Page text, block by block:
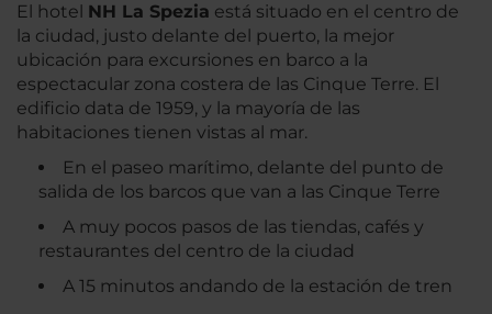
El hotel NH La Spezia está situado en el centro de
la ciudad, justo delante del puerto, la mejor
ubicación para excursiones en barco a la
espectacular zona costera de las Cinque Terre. El
edificio data de 1959, y la mayoría de las
habitaciones tienen vistas al mar.
En el paseo marítimo, delante del punto de
salida de los barcos que van a las Cinque Terre
A muy pocos pasos de las tiendas, cafés y
restaurantes del centro de la ciudad
A 15 minutos andando de la estación de tren